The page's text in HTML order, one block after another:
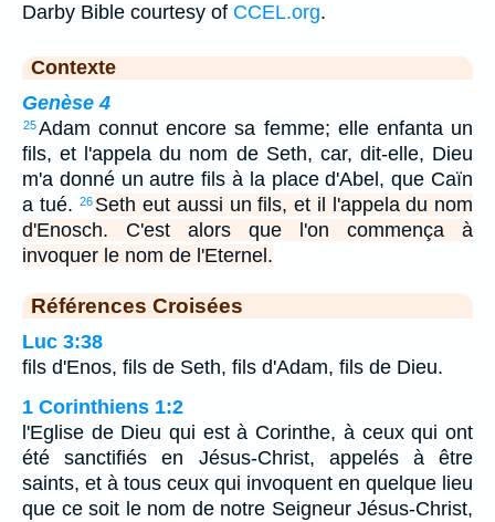
Darby Bible courtesy of CCEL.org.
Contexte
Genèse 4
25Adam connut encore sa femme; elle enfanta un
fils, et l'appela du nom de Seth, car, dit-elle, Dieu
m'a donné un autre fils à la place d'Abel, que Caïn
a tué.
26 Seth eut aussi un fils, et il l'appela du nom
d'Enosch. C'est alors que l'on commença à
invoquer le nom de l'Eternel.
Références Croisées
Luc 3:38
fils d'Enos, fils de Seth, fils d'Adam, fils de Dieu.
1 Corinthiens 1:2
l'Eglise de Dieu qui est à Corinthe, à ceux qui ont
été sanctifiés en Jésus-Christ, appelés à être
saints, et à tous ceux qui invoquent en quelque lieu
que ce soit le nom de notre Seigneur Jésus-Christ,